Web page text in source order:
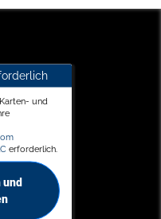
und
erforderlich.